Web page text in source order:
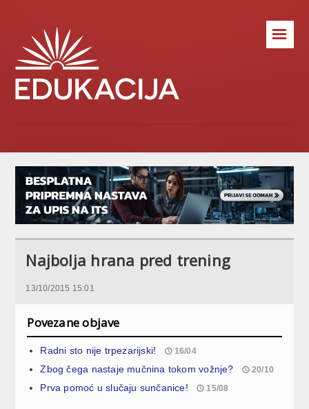
☰
Najbolja hrana pred trening
13/10/2015 15:01
Povezane objave
Radni sto nije trpezarijski! 16/04
Zbog čega nastaje mučnina tokom vožnje? 20/10
Prva pomoć u slučaju sunčanice! 15/08